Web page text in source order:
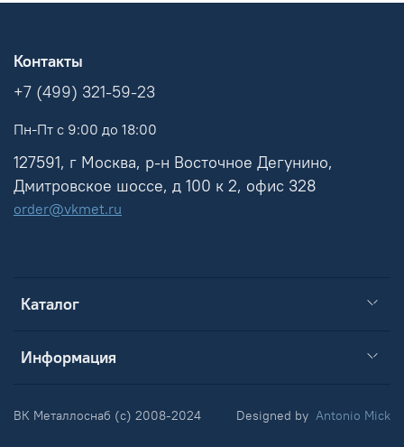
Каталог
Информация
Контакты
+7 (499) 321-59-23
Пн-Пт с 9:00 до 18:00
127591, г Москва, р-н Восточное Дегунино,
Дмитровское шоссе, д 100 к 2, офис 328
order@vkmet.ru
ВК Металлоснаб (c) 2008-2024 Designed by Antonio Mick